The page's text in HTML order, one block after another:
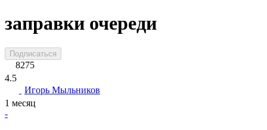
заправки очереди
Подписаться
8275
4.5
Игорь Мыльников
1 месяц
-